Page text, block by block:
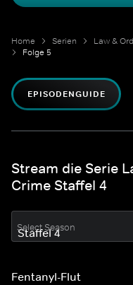
Home Serien Law &
Folge 5
EPISODENGUIDE
Stream die Serie
Crime Staffel 4
Select Season
Fentanyl-Flut